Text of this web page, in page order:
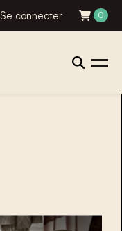
Se connecter 0